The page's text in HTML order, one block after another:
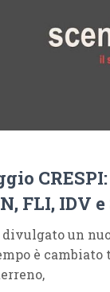
CRESPI:
FLI, IDV e
divulgato un
è cambiato